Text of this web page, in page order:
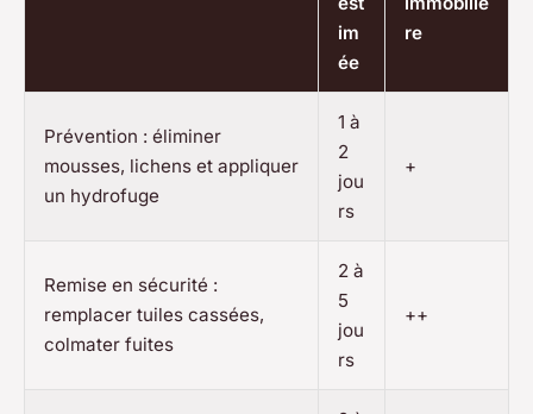
im
ée
re
Prévention : éliminer
mousses, lichens et appliquer
un hydrofuge
1 à
2
jou
rs
+
Remise en sécurité :
remplacer tuiles cassées,
colmater fuites
2 à
5
jou
rs
++